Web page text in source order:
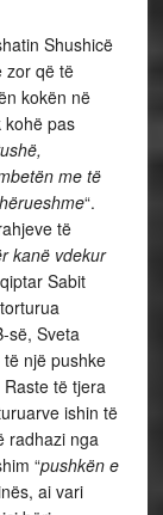
Shushicë
zor që të
kokën në
kohë pas
me të
“.
të
kanë vdekur
Sabit
së, Sveta
një pushke
të tjera
ishin të
radhazi nga
“pushkën e
ai vari